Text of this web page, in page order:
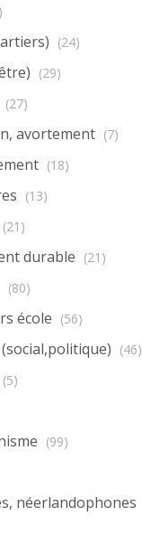
(24)
(29)
(27)
avortement (7)
(18)
(13)
(21)
durable (21)
(80)
école (56)
(46)
(5)
(99)
néerlandophones